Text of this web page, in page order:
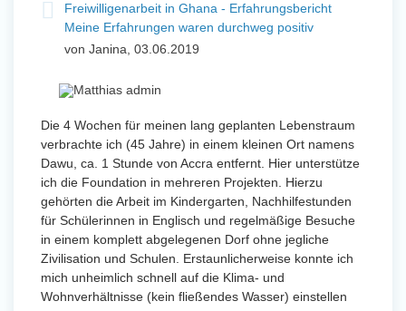
Freiwilligenarbeit in Ghana - Erfahrungsbericht
Meine Erfahrungen waren durchweg positiv
von Janina, 03.06.2019
Die 4 Wochen für meinen lang geplanten Lebenstraum
verbrachte ich (45 Jahre) in einem kleinen Ort namens
Dawu, ca. 1 Stunde von Accra entfernt. Hier unterstütze
ich die Foundation in mehreren Projekten. Hierzu
gehörten die Arbeit im Kindergarten, Nachhilfestunden
für Schülerinnen in Englisch und regelmäßige Besuche
in einem komplett abgelegenen Dorf ohne jegliche
Zivilisation und Schulen. Erstaunlicherweise konnte ich
mich unheimlich schnell auf die Klima- und
Wohnverhältnisse (kein fließendes Wasser) einstellen